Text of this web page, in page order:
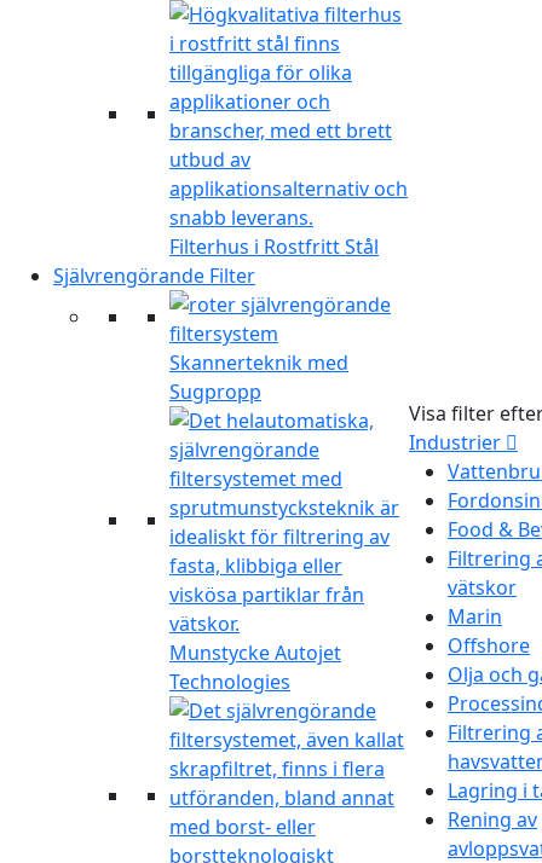
Filterhus i Rostfritt Stål
Självrengörande Filter
Skannerteknik med
Sugpropp
Munstycke Autojet
Technologies
Visa filter
Industrier
Food &
Filtrering
vätskor
Marin
Offshore
Olja och
Filtrering
Lagring i
Rening av